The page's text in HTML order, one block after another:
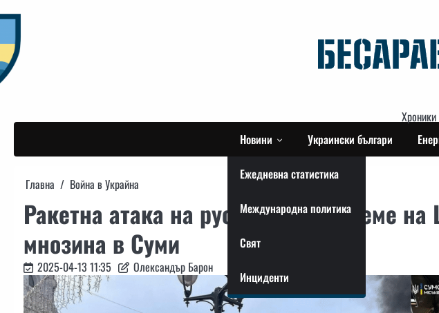
to
content
Новини
Ежедневна статистика
Международна политика
Свят
Инциденти
Украински българи
Главна Война в Украйна
Ракетна атака на руснаците по време
мнозина в Суми
2025-04-13 11:35 Олександър Барон